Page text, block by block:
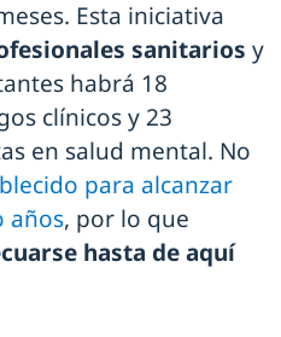
Esta iniciativa
sanitarios y
habrá 18
clínicos y 23
en salud mental. No
para alcanzar
años, por lo que
hasta de aquí